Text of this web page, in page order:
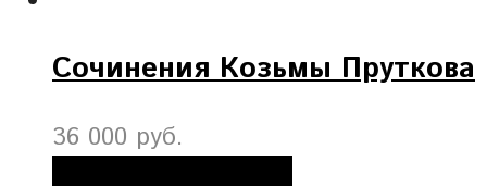
Сочинения Козьмы Пруткова
36 000 руб.